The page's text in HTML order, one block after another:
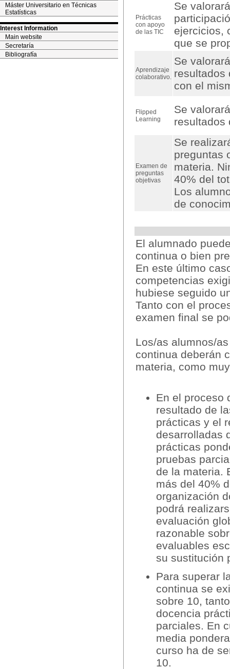
Máster Universitario en Técnicas
Estatísticas
Interest Information
Main website
Secretaría
Bibliografía
Prácticas
con apoyo
de las TIC
Se
ejercicios,
que se
Aprendizaje
colaborativo.
Se
resultados
con el
Flipped
Learning
Se
resultados
Examen de
preguntas
objetivas
Se
preguntas
materia.
40% del
Los
de
El alumnado
continua o bien
En este último
competencias
hubiese seguido
Tanto con el
examen final se
Los/as alumnos/
continua deberán
materia, como
En el proceso
resultado de
prácticas y el
desarrolladas
prácticas
pruebas
de la materia.
más del 40%
organización
podrá
evaluación
razonable
evaluables
su sustitución
Para superar
continua se
sobre 10,
docencia
parciales. En
media
curso ha de
10.